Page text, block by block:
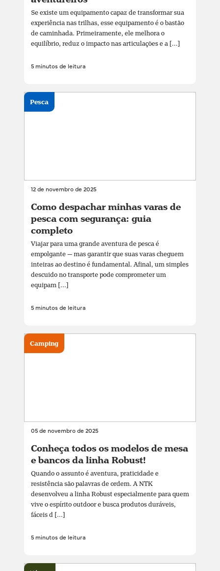
Se existe um equipamento capaz de transformar sua
experiência nas trilhas, esse equipamento é o bastão
de caminhada. Primeiramente, ele melhora o
equilíbrio, reduz o impacto nas articulações e a [...]
5 minutos de leitura
12 de novembro de 2025
Como despachar minhas varas de
pesca com segurança: guia
completo
Viajar para uma grande aventura de pesca é
empolgante — mas garantir que suas varas cheguem
inteiras ao destino é fundamental. Afinal, um simples
descuido no transporte pode comprometer um
equipam [...]
5 minutos de leitura
Pesca
05 de novembro de 2025
Conheça todos os modelos de mesa
e bancos da linha Robust!
Quando o assunto é aventura, praticidade e
resistência são palavras de ordem. A NTK
desenvolveu a linha Robust especialmente para quem
vive o espírito outdoor e busca produtos duráveis,
fáceis d [...]
5 minutos de leitura
Camping